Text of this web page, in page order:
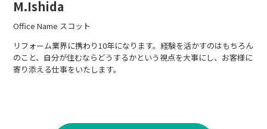
M.Ishida
Office Name スコット
リフォーム業界に携わり10年になります。経験を活かすのはもちろん
のこと、自分が住むならどうするかという視点を大事にし、お客様に
寄り添える仕事をいたします。